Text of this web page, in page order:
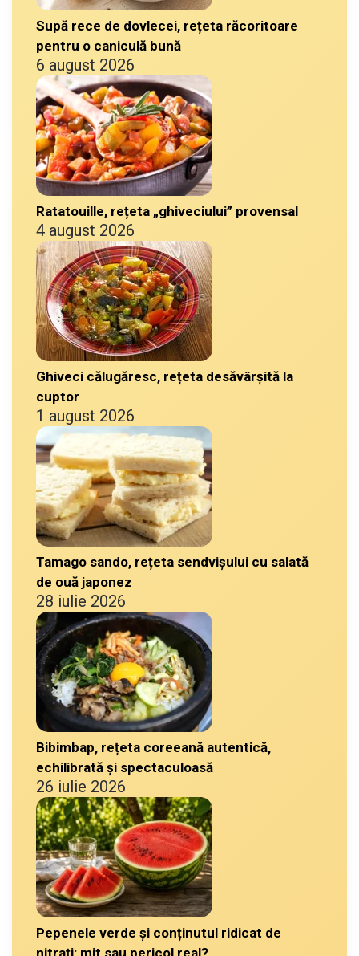
Supă rece de dovlecei, rețeta răcoritoare
pentru o caniculă bună
6 august 2026
Ratatouille, rețeta „ghiveciului” provensal
4 august 2026
Ghiveci călugăresc, rețeta desăvârșită la
cuptor
1 august 2026
Tamago sando, rețeta sendvișului cu salată
de ouă japonez
28 iulie 2026
Bibimbap, rețeta coreeană autentică,
echilibrată și spectaculoasă
26 iulie 2026
Pepenele verde și conținutul ridicat de
nitrați: mit sau pericol real?